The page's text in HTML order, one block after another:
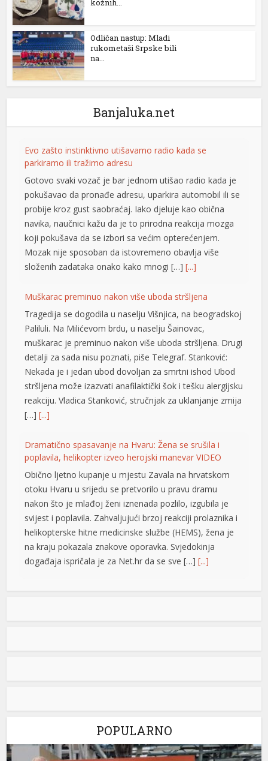
kožnih...
Odličan nastup: Mladi
rukometaši Srpske bili
na...
Banjaluka.net
Evo zašto instinktivno utišavamo radio kada se
parkiramo ili tražimo adresu
Gotovo svaki vozač je bar jednom utišao radio kada je
pokušavao da pronađe adresu, uparkira automobil ili se
probije kroz gust saobraćaj. Iako djeluje kao obična
navika, naučnici kažu da je to prirodna reakcija mozga
koji pokušava da se izbori sa većim opterećenjem.
Mozak nije sposoban da istovremeno obavlja više
složenih zadataka onako kako mnogi […][...]
Muškarac preminuo nakon više uboda stršljena
Tragedija se dogodila u naselju Višnjica, na beogradskoj
Paliluli. Na Milićevom brdu, u naselju Šainovac,
muškarac je preminuo nakon više uboda stršljena. Drugi
detalji za sada nisu poznati, piše Telegraf. Stanković:
Nekada je i jedan ubod dovoljan za smrtni ishod Ubod
stršljena može izazvati anafilaktički šok i tešku alergijsku
reakciju. Vladica Stanković, stručnjak za uklanjanje zmija
[…][...]
Dramatično spasavanje na Hvaru: Žena se srušila i
poplavila, helikopter izveo herojski manevar VIDEO
Obično ljetno kupanje u mjestu Zavala na hrvatskom
otoku Hvaru u srijedu se pretvorilo u pravu dramu
nakon što je mlađoj ženi iznenada pozlilo, izgubila je
svijest i poplavila. Zahvaljujući brzoj reakciji prolaznika i
helikopterske hitne medicinske službe (HEMS), žena je
na kraju pokazala znakove oporavka. Svjedokinja
događaja ispričala je za Net.hr da se sve […][...]
Vučić: Ljudi razumiju koliko je neko uspješan i dobar ako
Predsjednik Srbije Aleksdandar Vučić izjavio
nadležne službe BiH pratile njegovu
jeste njihov posao i naveo da ljudi razumiju koliko je
Zašto bi hrana uskoro mogla naglo da poskupi
POPULARNO